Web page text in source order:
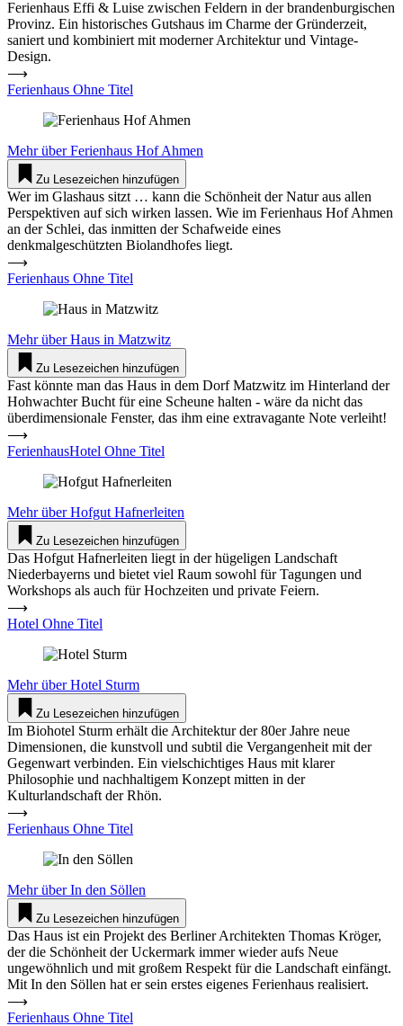
Ferienhaus Effi & Luise zwischen Feldern in der brandenburgischen
Provinz. Ein historisches Gutshaus im Charme der Gründerzeit,
saniert und kombiniert mit moderner Architektur und Vintage-
Design.
⟶
Ferienhaus Ohne Titel
Mehr überFerienhaus Hof Ahmen
Zu Lesezeichen hinzufügen
Wer im Glashaus sitzt … kann die Schönheit der Natur aus allen
Perspektiven auf sich wirken lassen. Wie im Ferienhaus Hof Ahmen
an der Schlei, das inmitten der Schafweide eines
denkmalgeschützten Biolandhofes liegt.
⟶
Ferienhaus Ohne Titel
Mehr überHaus in Matzwitz
Zu Lesezeichen hinzufügen
Fast könnte man das Haus in dem Dorf Matzwitz im Hinterland der
Hohwachter Bucht für eine Scheune halten - wäre da nicht das
überdimensionale Fenster, das ihm eine extravagante Note verleiht!
⟶
FerienhausHotel Ohne Titel
Mehr überHofgut Hafnerleiten
Zu Lesezeichen hinzufügen
Das Hofgut Hafnerleiten liegt in der hügeligen Landschaft
Niederbayerns und bietet viel Raum sowohl für Tagungen und
Workshops als auch für Hochzeiten und private Feiern.
⟶
Hotel Ohne Titel
Mehr überHotel Sturm
Zu Lesezeichen hinzufügen
Im Biohotel Sturm erhält die Architektur der 80er Jahre neue
Dimensionen, die kunstvoll und subtil die Vergangenheit mit der
Gegenwart verbinden. Ein vielschichtiges Haus mit klarer
Philosophie und nachhaltigem Konzept mitten in der
Kulturlandschaft der Rhön.
⟶
Ferienhaus Ohne Titel
Mehr überIn den Söllen
Zu Lesezeichen hinzufügen
Das Haus ist ein Projekt des Berliner Architekten Thomas Kröger,
der die Schönheit der Uckermark immer wieder aufs Neue
ungewöhnlich und mit großem Respekt für die Landschaft einfängt.
Mit In den Söllen hat er sein erstes eigenes Ferienhaus realisiert.
⟶
Ferienhaus Ohne Titel